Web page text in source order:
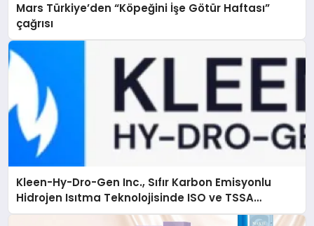
Mars Türkiye’den “Köpeğini İşe Götür Haftası”
çağrısı
Kleen-Hy-Dro-Gen Inc., Sıfır Karbon Emisyonlu
Hidrojen Isıtma Teknolojisinde ISO ve TSSA
Düzenleyici Onaylarını Aldı